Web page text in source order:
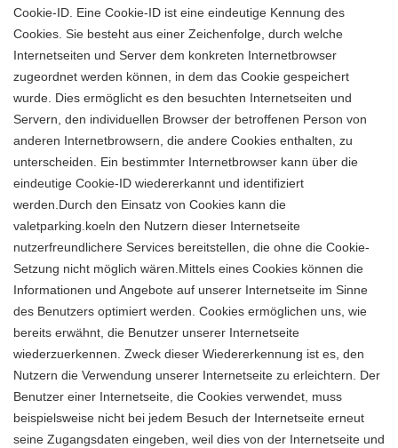
Cookie-ID. Eine Cookie-ID ist eine eindeutige Kennung des
Cookies. Sie besteht aus einer Zeichenfolge, durch welche
Internetseiten und Server dem konkreten Internetbrowser
zugeordnet werden können, in dem das Cookie gespeichert
wurde. Dies ermöglicht es den besuchten Internetseiten und
Servern, den individuellen Browser der betroffenen Person von
anderen Internetbrowsern, die andere Cookies enthalten, zu
unterscheiden. Ein bestimmter Internetbrowser kann über die
eindeutige Cookie-ID wiedererkannt und identifiziert
werden.Durch den Einsatz von Cookies kann die
valetparking.koeln den Nutzern dieser Internetseite
nutzerfreundlichere Services bereitstellen, die ohne die Cookie-
Setzung nicht möglich wären.Mittels eines Cookies können die
Informationen und Angebote auf unserer Internetseite im Sinne
des Benutzers optimiert werden. Cookies ermöglichen uns, wie
bereits erwähnt, die Benutzer unserer Internetseite
wiederzuerkennen. Zweck dieser Wiedererkennung ist es, den
Nutzern die Verwendung unserer Internetseite zu erleichtern. Der
Benutzer einer Internetseite, die Cookies verwendet, muss
beispielsweise nicht bei jedem Besuch der Internetseite erneut
seine Zugangsdaten eingeben, weil dies von der Internetseite und